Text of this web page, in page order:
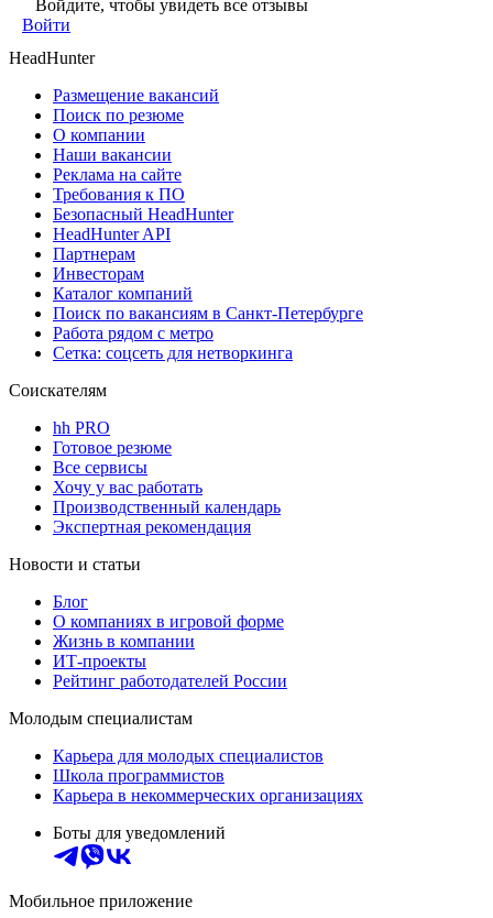
Войдите, чтобы увидеть все отзывы
Войти
HeadHunter
Размещение вакансий
Поиск по резюме
О компании
Наши вакансии
Реклама на сайте
Требования к ПО
Безопасный HeadHunter
HeadHunter API
Партнерам
Инвесторам
Каталог компаний
Поиск по вакансиям в Санкт-Петербурге
Работа рядом с метро
Сетка: соцсеть для нетворкинга
Соискателям
hh PRO
Готовое резюме
Все сервисы
Хочу у вас работать
Производственный календарь
Экспертная рекомендация
Новости и статьи
Блог
О компаниях в игровой форме
Жизнь в компании
ИТ-проекты
Рейтинг работодателей России
Молодым специалистам
Карьера для молодых специалистов
Школа программистов
Карьера в некоммерческих организациях
Боты для уведомлений
Мобильное приложение